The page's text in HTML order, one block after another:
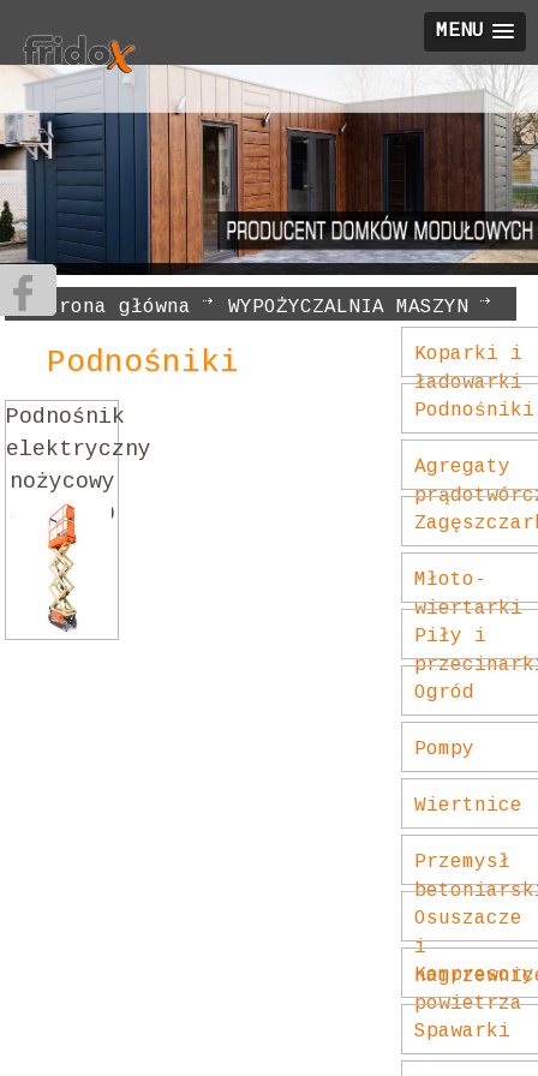
MENU
Strona główna
WYPOŻYCZALNIA MASZYN
Podnośniki
Podnośniki
Podnośnik
elektryczny
nożycowy
JLG 2030
es
Koparki i
ładowarki
Podnośniki
Agregaty
Młoto-
wiertarki
Piły i
Ogród
Pompy
Wiertnice
Przemysł
Osuszacze
i
Kompresory
powietrza
Spawarki